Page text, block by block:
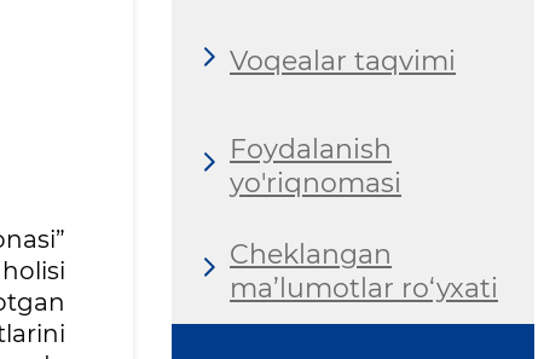
Voqealar taqvimi
Foydalanish
yo'riqnomasi
Cheklangan
ma’lumotlar ro‘yxati